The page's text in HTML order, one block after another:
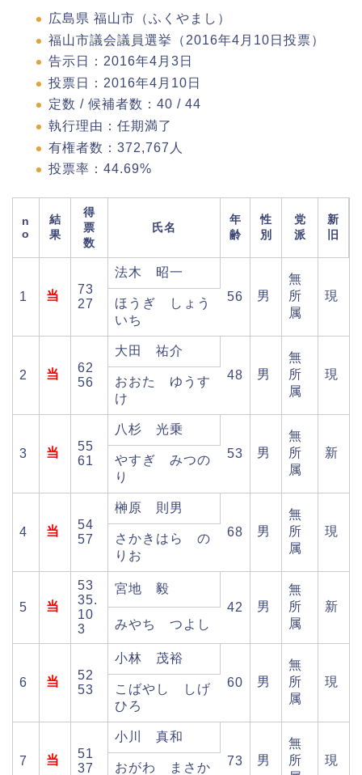
広島県 福山市（ふくやまし）
福山市議会議員選挙（2016年4月10日投票）
告示日：2016年4月3日
投票日：2016年4月10日
定数 / 候補者数：40 / 44
執行理由：任期満了
有権者数：372,767人
投票率：44.69%
n
o
結
果
得
票
数
氏名
年
齢
性
別
党
派
新
旧
1 当
73
27
法木 昭一
56
男
無
所
属
現
ほうぎ しょう
いち
2 当
62
56
大田 祐介
48
男
無
所
属
現
おおた ゆうす
け
3 当
55
61
八杉 光乗
53
男
無
所
属
新
やすぎ みつの
り
4 当
54
57
榊原 則男
68
男
無
所
属
現
さかきはら の
りお
5 当
53
35.
10
3
宮地 毅
42
男
無
所
属
新
みやち つよし
6 当
52
53
小林 茂裕
60
男
無
所
属
現
こばやし しげ
ひろ
7 当
51
37
小川 真和
73
男
無
所
現
おがわ まさか